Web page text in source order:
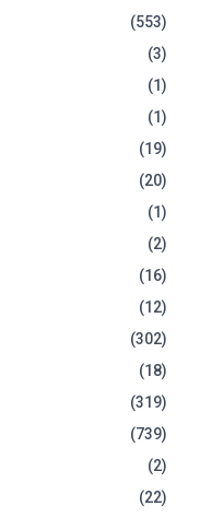
(553)
(3)
(1)
(1)
(19)
(20)
(1)
(2)
(16)
(12)
(302)
(18)
(319)
(739)
(2)
(22)